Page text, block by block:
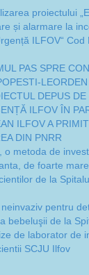
proiectului
și alarmare la
ILFOV“ Cod
PAS SPRE
LEORDEN
DEPUS
ILFOV ÎN
ILFOV A
DIN PNRR
o metoda de
de foarte
de la
pentru
bebeluşii de la
de laborator de
SCJU Ilfov